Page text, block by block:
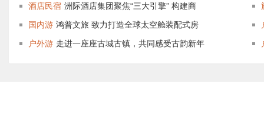
酒店民宿 洲际酒店集团聚焦“三大引擎” 构建商
国内游 鸿普文旅 致力打造全球太空舱装配式房
户外游 走进一座座古城古镇，共同感受古韵新年